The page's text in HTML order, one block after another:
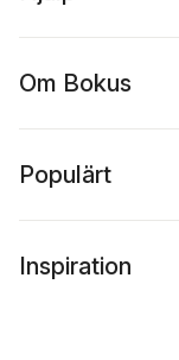
Om Bokus
Populärt
Inspiration